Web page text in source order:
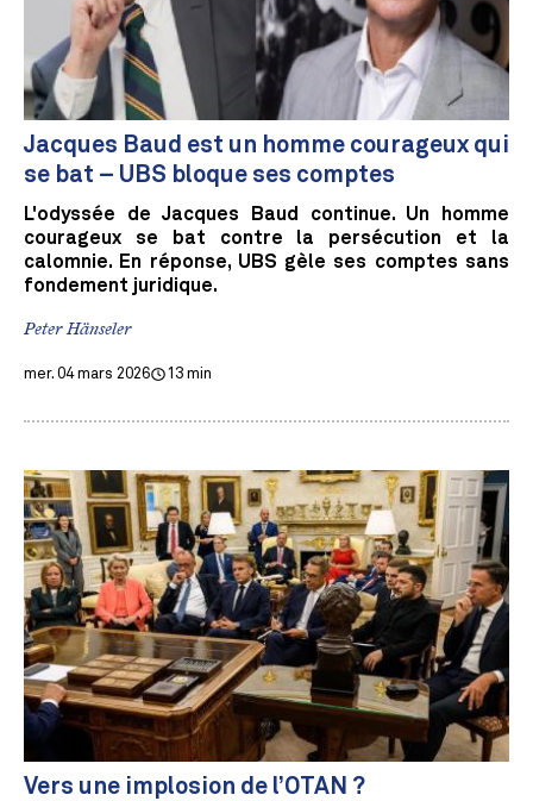
Jacques Baud est un homme courageux qui
se bat – UBS bloque ses comptes
L'odyssée de Jacques Baud continue. Un homme
courageux se bat contre la persécution et la
calomnie. En réponse, UBS gèle ses comptes sans
fondement juridique.
Peter Hänseler
mer. 04 mars 2026 13 min
Vers une implosion de l’OTAN ?